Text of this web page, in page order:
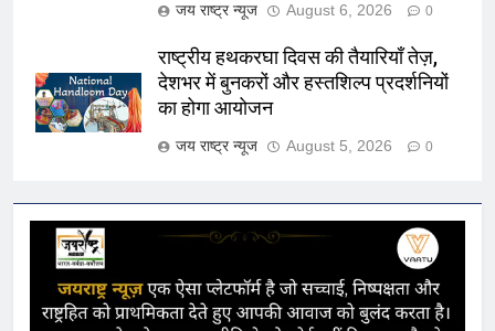
जय राष्ट्र न्यूज August 6, 2026 0
राष्ट्रीय हथकरघा दिवस की तैयारियाँ तेज़,
देशभर में बुनकरों और हस्तशिल्प प्रदर्शनियों
का होगा आयोजन
जय राष्ट्र न्यूज August 5, 2026 0